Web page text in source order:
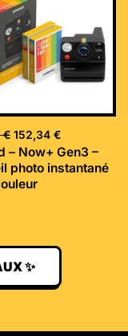
€
était :
169,99 €.
152,34 €
– Now+ Gen3 –
photo instantané
✨